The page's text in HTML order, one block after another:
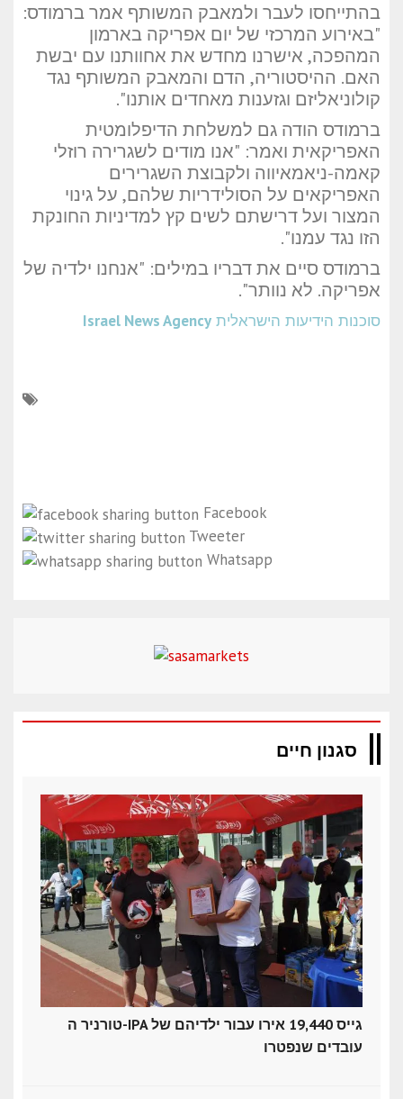
בהתייחסו לעבר ולמאבק המשותף אמר ברמודס:
"באירוע המרכזי של יום אפריקה בארמון
המהפכה, אישרנו מחדש את אחוותנו עם יבשת
האם. ההיסטוריה, הדם והמאבק המשותף נגד
קולוניאליזם וגזענות מאחדים אותנו".
ברמודס הודה גם למשלחת הדיפלומטית
האפריקאית ואמר: "אנו מודים לשגרירה רוזלי
קאמה-ניאמאיווה ולקבוצת השגרירים
האפריקאים על הסולידריות שלהם, על גינוי
המצור ועל דרישתם לשים קץ למדיניות החונקת
הזו נגד עמנו".
ברמודס סיים את דבריו במילים: "אנחנו ילדיה של
אפריקה. לא נוותר".
סוכנות הידיעות הישראלית Israel News Agency
Facebook
Tweeter
Whatsapp
סגנון חיים
טורניר ה-IPA גייס 19,440 אירו עבור ילדיהם של
עובדים שנפטרו